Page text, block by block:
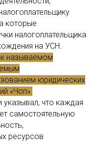
которые
налогоплательщика
на УСН.
называемом
юридических
«Чоп».
указывал, что каждая
самостоятельную
ресурсов